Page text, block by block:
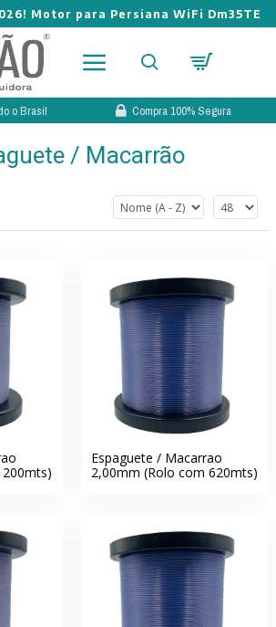
Novo Book de Tecidos para Cortina
o Brasil Compra 100% Segura
/ Macarrão
Espaguete / Macarrao
2,00mm (Rolo com 620mts)